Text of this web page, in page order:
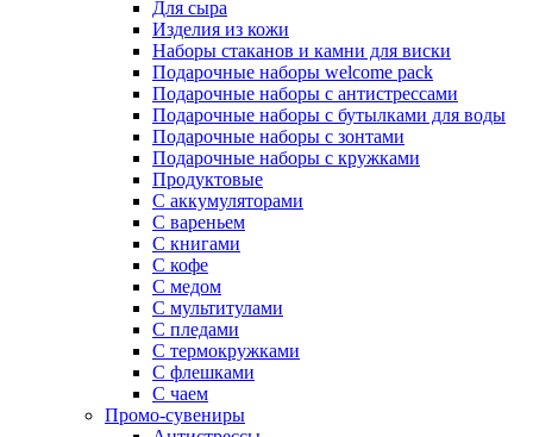
Для сыра
Изделия из кожи
Наборы стаканов и камни для виски
Подарочные наборы welcome pack
Подарочные наборы с антистрессами
Подарочные наборы с бутылками для воды
Подарочные наборы с зонтами
Подарочные наборы с кружками
Продуктовые
С аккумуляторами
С вареньем
С книгами
С кофе
С медом
С мультитулами
С пледами
С термокружками
С флешками
С чаем
Промо-сувениры